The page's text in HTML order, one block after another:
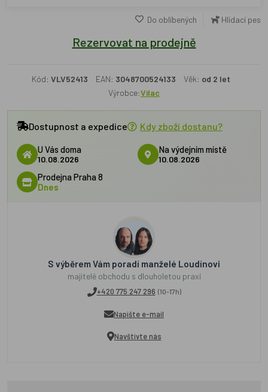
Do oblíbených Hlídací pes
Rezervovat na prodejně
Kód: VLV52413 EAN: 3048700524133 Věk: od 2 let
Výrobce:Vilac
Dostupnost a expedice Kdy zboží dostanu?
U Vás doma
10.08.2026
Na výdejním místě
10.08.2026
Prodejna Praha 8
Dnes
S výběrem Vám poradí manželé Loudínovi
majitelé obchodu s dlouholetou praxí
+420 775 247 296 (10-17h)
Napište e-mail
Navštivte nás